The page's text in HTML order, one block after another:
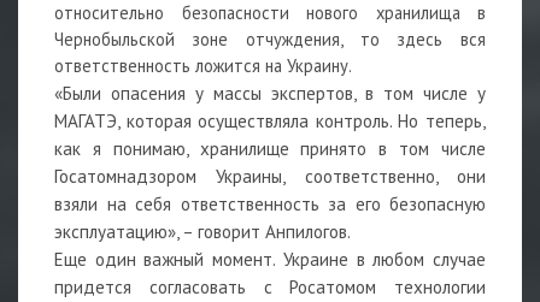
относительно безопасности нового хранилища в
Чернобыльской зоне отчуждения, то здесь вся
ответственность ложится на Украину.
«Были опасения у массы экспертов, в том числе у
МАГАТЭ, которая осуществляла контроль. Но теперь,
как я понимаю, хранилище принято в том числе
Госатомнадзором Украины, соответственно, они
взяли на себя ответственность за его безопасную
эксплуатацию», – говорит Анпилогов.
Еще один важный момент. Украине в любом случае
придется согласовать с Росатомом технологии